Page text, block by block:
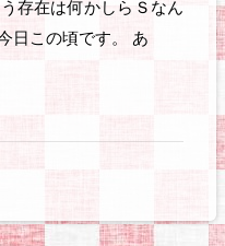
存在は何かしらＳなん
日この頃です。 あ